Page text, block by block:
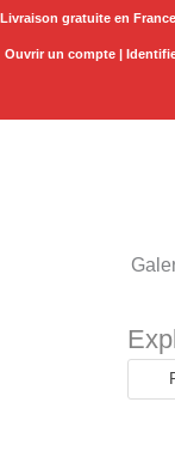
Aller
Livraison gratuite en
Ouvrir un compte |